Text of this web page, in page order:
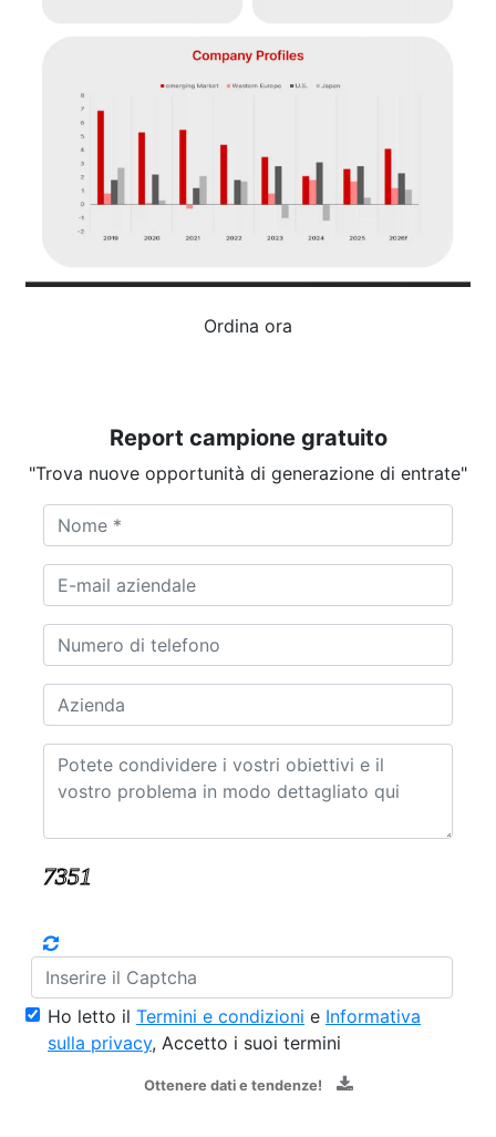
Ordina ora
Report campione gratuito
"Trova nuove opportunità di generazione di entrate"
Ho letto il Termini e condizioni e Informativa
sulla privacy, Accetto i suoi termini
Ottenere dati e tendenze!